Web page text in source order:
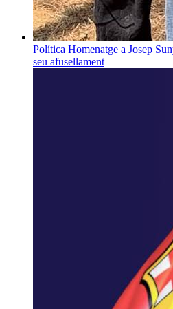
Política Homenatge a Josep
seu afusellament